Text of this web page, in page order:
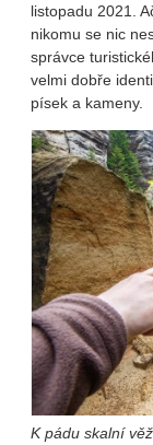
listopadu 2021.
nikomu se nic
správce
velmi dobře
písek a kameny.
K pádu skalní